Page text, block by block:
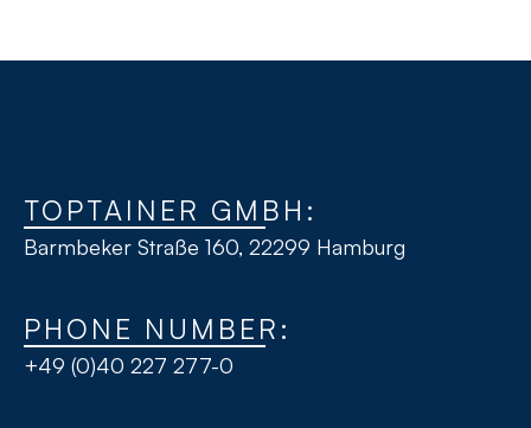
TOPTAINER GMBH:
Barmbeker Straße 160, 22299 Hamburg
PHONE NUMBER:
+49 (0)40 227 277-0